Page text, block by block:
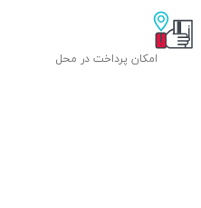
امکان پرداخت در محل